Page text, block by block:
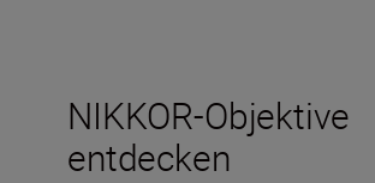
NIKKOR-Objektive
entdecken